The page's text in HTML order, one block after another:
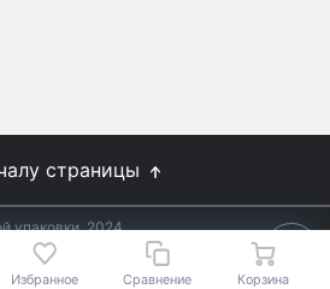
страницы
упаковки, 2024
Условия уточняйте у
Избранное Сравнение Корзина